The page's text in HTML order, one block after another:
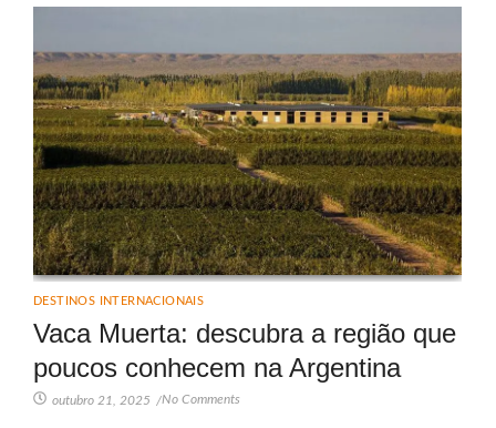
DESTINOS INTERNACIONAIS
Vaca Muerta: descubra a região que
poucos conhecem na Argentina
outubro 21, 2025 /No Comments